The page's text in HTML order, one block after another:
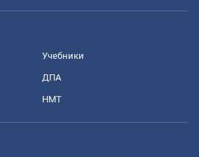
Учебники
ДПА
НМТ